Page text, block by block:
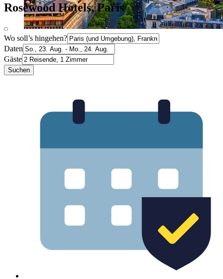
Rosewood Hotels, Paris
Wo soll’s hingehen?
Daten
Gäste
Suchen